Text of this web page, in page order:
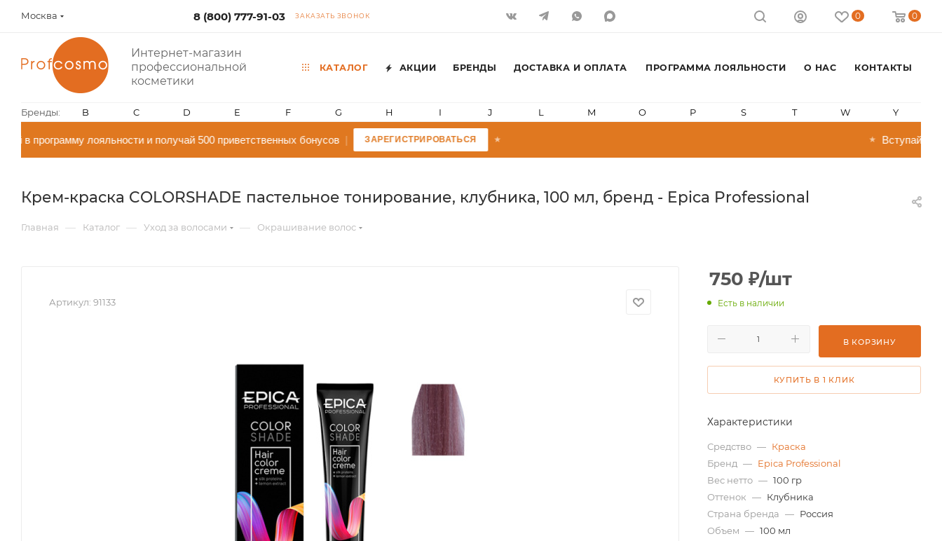
Москва 8 (800) 777-91-03 ЗАКАЗАТЬ ЗВОНОК 0 0
Интернет-магазин
профессиональной
косметики
КАТАЛОГ АКЦИИ БРЕНДЫ ДОСТАВКА И ОПЛАТА ПРОГРАММА ЛОЯЛЬНОСТИ О НАС КОНТАКТЫ
Бренды: B C D E F G H I J L M O P S T W Y
в программу лояльности и получай 500 приветственных бонусов| ЗАРЕГИСТРИРОВАТЬСЯ Вступай в
Крем-краска COLORSHADE пастельное тонирование, клубника, 100 мл, бренд - Epica Professional
Главная — Каталог — Уход за волосами — Окрашивание волос
Артикул: 91133
750 ₽/шт
Есть в наличии
В КОРЗИНУ
КУПИТЬ В 1 КЛИК
Характеристики
Средство — Краска
Бренд — Epica Professional
Вес нетто — 100 гр
Оттенок — Клубника
Страна бренда — Россия
Объем — 100 мл